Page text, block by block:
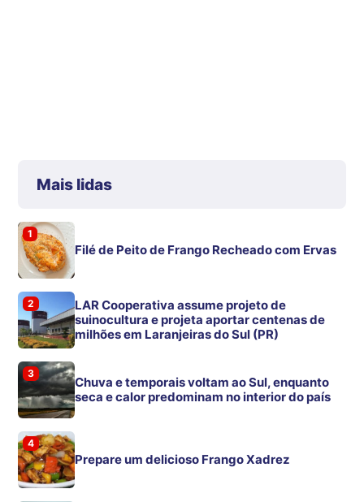
Mais lidas
1
Filé de Peito de Frango Recheado com Ervas
2
LAR Cooperativa assume projeto de
suinocultura e projeta aportar centenas de
milhões em Laranjeiras do Sul (PR)
3
Chuva e temporais voltam ao Sul, enquanto
seca e calor predominam no interior do país
4
Prepare um delicioso Frango Xadrez